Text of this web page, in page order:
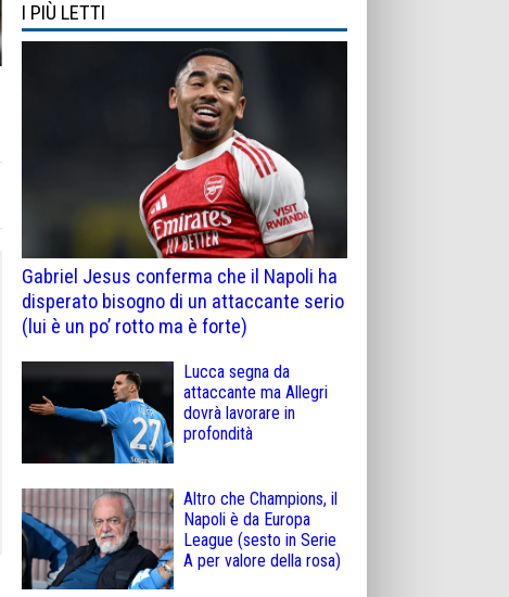
I PIÙ LETTI
Gabriel Jesus conferma che il Napoli ha
disperato bisogno di un attaccante serio
(lui è un po’ rotto ma è forte)
Lucca segna da
attaccante ma Allegri
dovrà lavorare in
profondità
Altro che Champions, il
Napoli è da Europa
League (sesto in Serie
A per valore della rosa)